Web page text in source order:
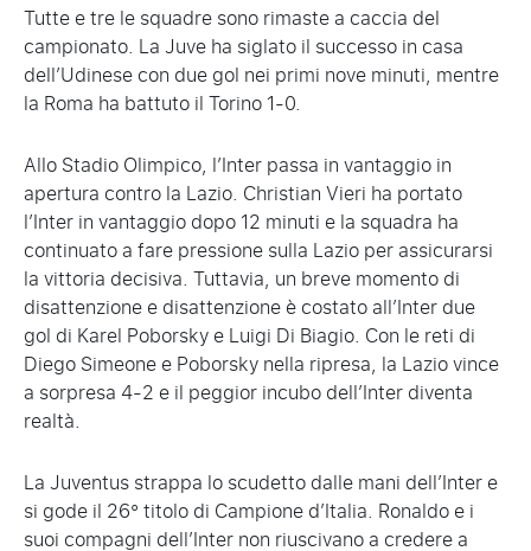
Tutte e tre le squadre sono rimaste a caccia del
campionato. La Juve ha siglato il successo in casa
dell’Udinese con due gol nei primi nove minuti, mentre
la Roma ha battuto il Torino 1-0.
Allo Stadio Olimpico, l’Inter passa in vantaggio in
apertura contro la Lazio. Christian Vieri ha portato
l’Inter in vantaggio dopo 12 minuti e la squadra ha
continuato a fare pressione sulla Lazio per assicurarsi
la vittoria decisiva. Tuttavia, un breve momento di
disattenzione e disattenzione è costato all’Inter due
gol di Karel Poborsky e Luigi Di Biagio. Con le reti di
Diego Simeone e Poborsky nella ripresa, la Lazio vince
a sorpresa 4-2 e il peggior incubo dell’Inter diventa
realtà.
La Juventus strappa lo scudetto dalle mani dell’Inter e
si gode il 26° titolo di Campione d’Italia. Ronaldo e i
suoi compagni dell’Inter non riuscivano a credere a